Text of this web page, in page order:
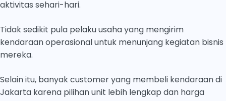
aktivitas sehari-hari.
Tidak sedikit pula pelaku usaha yang mengirim
kendaraan operasional untuk menunjang kegiatan bisnis
mereka.
Selain itu, banyak customer yang membeli kendaraan di
Jakarta karena pilihan unit lebih lengkap dan harga